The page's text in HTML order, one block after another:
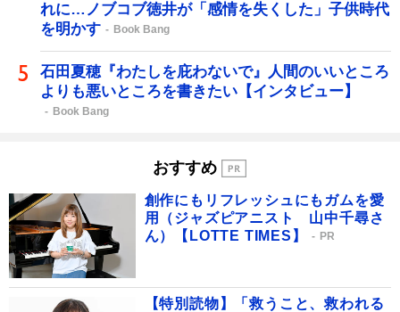
れに…ノブコブ徳井が「感情を失くした」子供時代
を明かす
Book Bang
石田夏穂『わたしを庇わないで』人間のいいところ
よりも悪いところを書きたい【インタビュー】
Book Bang
おすすめ
創作にもリフレッシュにもガムを愛
用（ジャズピアニスト 山中千尋さ
ん）【LOTTE TIMES】
PR
【特別読物】「救うこと、救われる